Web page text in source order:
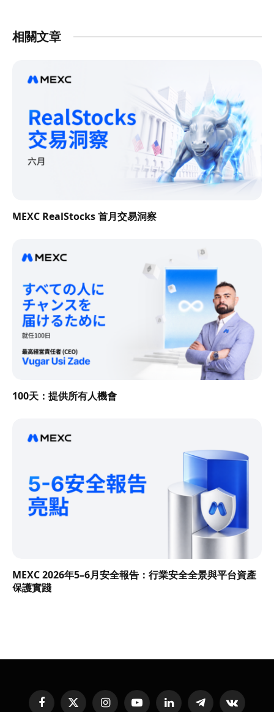
相關文章
MEXC RealStocks 首月交易洞察
100天：提供所有人機會
MEXC 2026年5–6月安全報告：行業安全全景與平台資產
保護實踐
FacebookX InstagramYouTubeLinkedInTelegramVKontakte